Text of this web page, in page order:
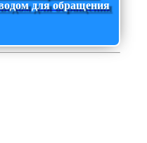
для обращения